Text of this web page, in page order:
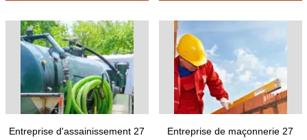
Entreprise d'assainissement 27 Entreprise de maçonnerie 27